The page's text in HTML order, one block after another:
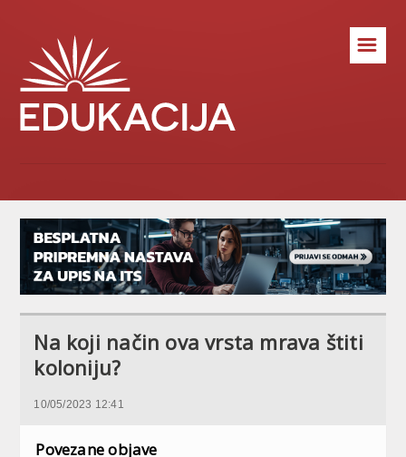
☰
Na koji način ova vrsta mrava štiti
koloniju?
10/05/2023 12:41
Povezane objave